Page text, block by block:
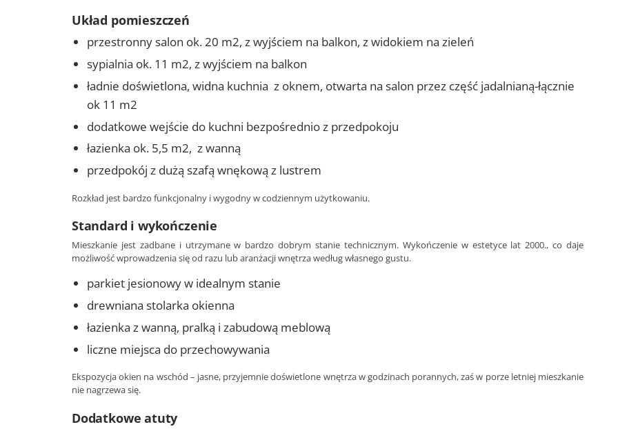
Układ pomieszczeń
przestronny salon ok. 20 m2, z wyjściem na balkon, z widokiem na zieleń
sypialnia ok. 11 m2, z wyjściem na balkon
ładnie doświetlona, widna kuchnia z oknem, otwarta na salon przez część jadalnianą-łącznie
ok 11 m2
dodatkowe wejście do kuchni bezpośrednio z przedpokoju
łazienka ok. 5,5 m2, z wanną
przedpokój z dużą szafą wnękową z lustrem
Rozkład jest bardzo funkcjonalny i wygodny w codziennym użytkowaniu.
Standard i wykończenie
Mieszkanie jest zadbane i utrzymane w bardzo dobrym stanie technicznym. Wykończenie w estetyce lat 2000., co daje
możliwość wprowadzenia się od razu lub aranżacji wnętrza według własnego gustu.
parkiet jesionowy w idealnym stanie
drewniana stolarka okienna
łazienka z wanną, pralką i zabudową meblową
liczne miejsca do przechowywania
Ekspozycja okien na wschód – jasne, przyjemnie doświetlone wnętrza w godzinach porannych, zaś w porze letniej mieszkanie
nie nagrzewa się.
Dodatkowe atuty